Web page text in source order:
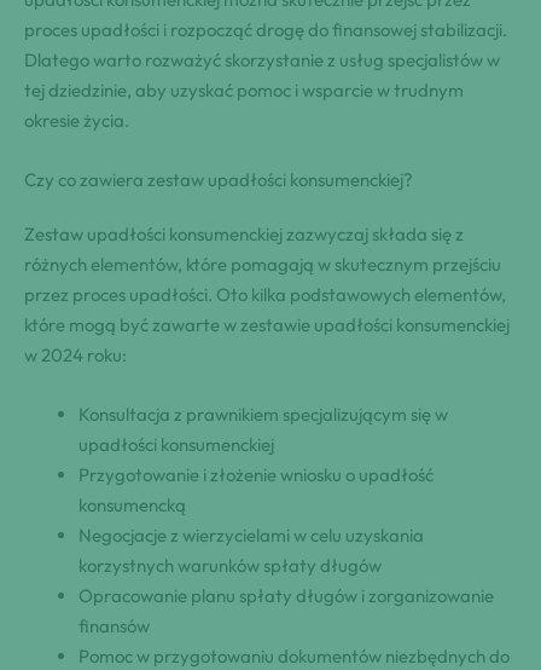
proces upadłości i rozpocząć drogę do finansowej stabilizacji.
Dlatego warto rozważyć skorzystanie z usług specjalistów w
tej dziedzinie, aby uzyskać pomoc i wsparcie w trudnym
okresie życia.
Czy co zawiera zestaw upadłości konsumenckiej?
Zestaw upadłości konsumenckiej zazwyczaj składa się z
różnych elementów, które pomagają w skutecznym przejściu
przez proces upadłości. Oto kilka podstawowych elementów,
które mogą być zawarte w zestawie upadłości konsumenckiej
w 2024 roku:
Konsultacja z prawnikiem specjalizującym się w
upadłości konsumenckiej
Przygotowanie i złożenie wniosku o upadłość
konsumencką
Negocjacje z wierzycielami w celu uzyskania
korzystnych warunków spłaty długów
Opracowanie planu spłaty długów i zorganizowanie
finansów
Pomoc w przygotowaniu dokumentów niezbędnych do